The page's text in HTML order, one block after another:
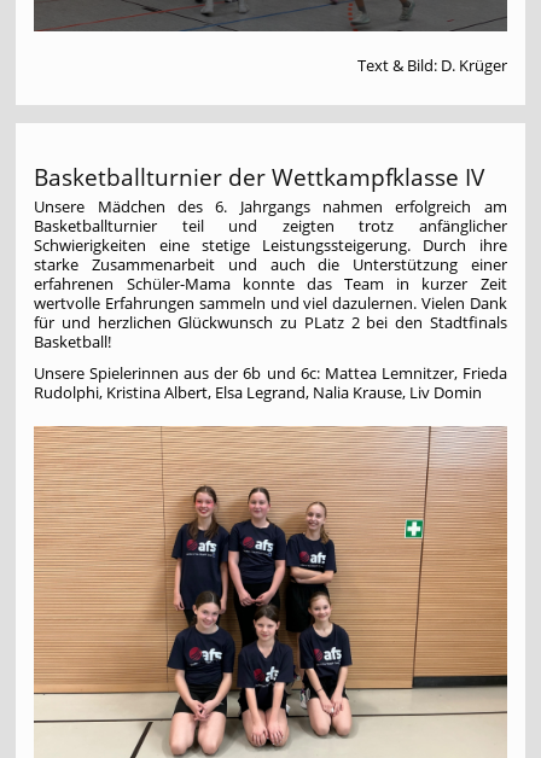
Text & Bild: D. Krüger
Basketballturnier der Wettkampfklasse IV
Unsere Mädchen des 6. Jahrgangs nahmen erfolgreich am
Basketballturnier teil und zeigten trotz anfänglicher
Schwierigkeiten eine stetige Leistungssteigerung. Durch ihre
starke Zusammenarbeit und auch die Unterstützung einer
erfahrenen Schüler-Mama konnte das Team in kurzer Zeit
wertvolle Erfahrungen sammeln und viel dazulernen. Vielen Dank
für und herzlichen Glückwunsch zu PLatz 2 bei den Stadtfinals
Basketball!
Unsere Spielerinnen aus der 6b und 6c: Mattea Lemnitzer, Frieda
Rudolphi, Kristina Albert, Elsa Legrand, Nalia Krause, Liv Domin